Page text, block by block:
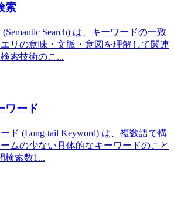
索
Search) は、キーワードの一致
リの意味・文脈・意図を理解して関連
索技術のこ ...
ワード
ド (Long-tail Keyword) は、複数語で構
ムの少ない具体的なキーワードのこと
検索数1 ...